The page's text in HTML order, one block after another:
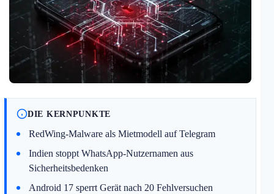
DIE KERNPUNKTE
RedWing-Malware als Mietmodell auf Telegram
Indien stoppt WhatsApp-Nutzernamen aus
Sicherheitsbedenken
Android 17 sperrt Gerät nach 20 Fehlversuchen